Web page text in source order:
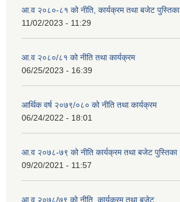
आ.व २०८०-८१ को नीति, कार्यक्रम तथा बजेट पुस्तिका
11/02/2023 - 11:29
आ.व २०८०/८१ को नीति तथा कार्यक्रम
06/25/2023 - 16:39
आर्थिक वर्ष २०७९/०८० को नीति तथा कार्यक्रम
06/24/2022 - 18:01
आ.व २०७८-७९ को नीति कार्यक्रम तथा बजेट पुस्तिका
09/20/2021 - 11:57
आ.व २०७८/७९ को नीति, कार्यक्रम तथा बजेट